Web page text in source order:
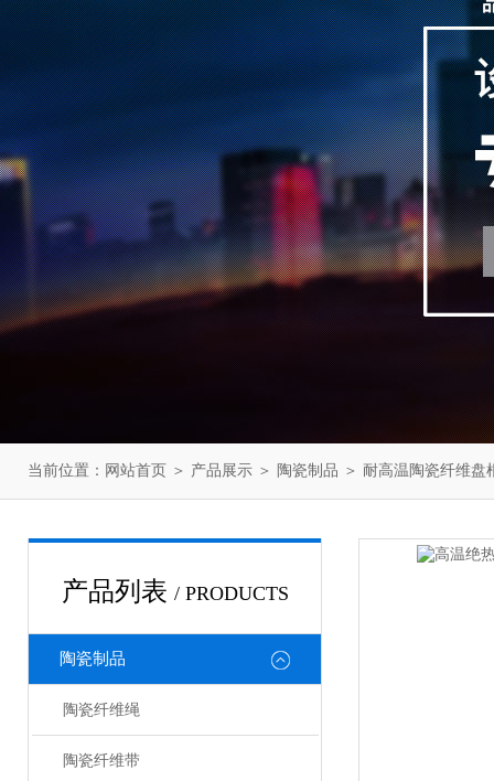
当前位置： 网站首页 ＞ 产品展示 ＞ 陶瓷制品 ＞ 耐高温陶瓷纤维盘
产品列表 / PRODUCTS
陶瓷制品
陶瓷纤维绳
陶瓷纤维带